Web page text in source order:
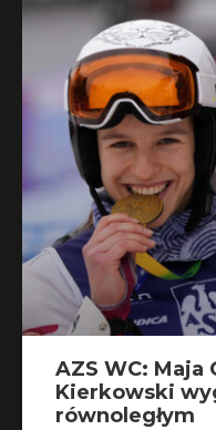
AZS WC: Maja
Kierkowski
równoległym